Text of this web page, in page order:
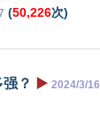
(50,226次)
？ ▶️ 2024/3/16